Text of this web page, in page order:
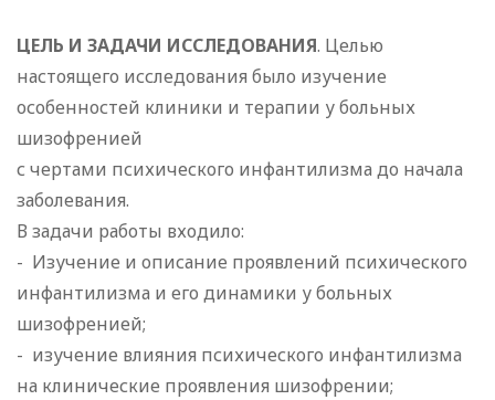
ЦЕЛЬ И ЗАДАЧИ ИССЛЕДОВАНИЯ. Целью
настоящего исследования было изучение
особенностей клиники и терапии у больных
шизофренией
с чертами психического инфантилизма до начала
заболевания.
В задачи работы входило:
- Изучение и описание проявлений психического
инфантилизма и его динамики у больных
шизофренией;
- изучение влияния психического инфантилизма
на клинические проявления шизофрении;